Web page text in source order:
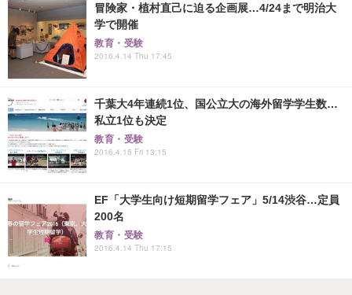
冒険家・植村直己に迫る企画展…4/24まで明治大
学で開催
教育・受験
2016.4.14 Thu 17:45
千葉大4年連続1位、国公立大の海外留学学生数…
私立1位も決定
教育・受験
2016.4.15 Fri 13:15
EF「大学生向け短期留学フェア」5/14渋谷…定員
200名
教育・受験
2016.4.14 Thu 17:15